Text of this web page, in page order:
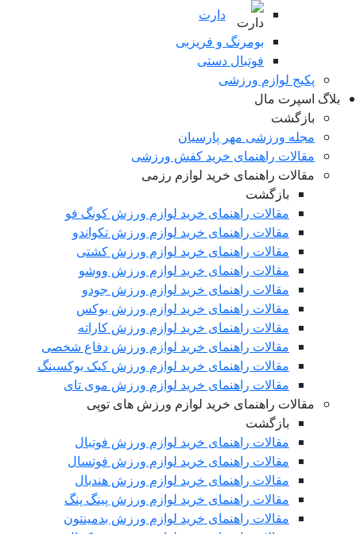
دارت
بومرنگ و فریزبی
فوتبال دستی
پکیج لوازم ورزشی
اسپرت مال
بازگشت
مجله ورزشی مهر پارسیان
مقالات راهنمای خرید کفش ورزشی
مقالات راهنمای خرید لوازم رزمی
بازگشت
مقالات راهنمای خرید لوازم ورزش کونگ فو
مقالات راهنمای خرید لوازم ورزش تکواندو
مقالات راهنمای خرید لوازم ورزش کشتی
مقالات راهنمای خرید لوازم ورزش ووشو
مقالات راهنمای خرید لوازم ورزش جودو
مقالات راهنمای خرید لوازم ورزش بوکس
مقالات راهنمای خرید لوازم ورزش کاراته
مقالات راهنمای خرید لوازم ورزش دفاع شخصی
مقالات راهنمای خرید لوازم ورزش کیک بوکسینگ
مقالات راهنمای خرید لوازم ورزش موی تای
مقالات راهنمای خرید لوازم ورزش های توپی
بازگشت
مقالات راهنمای خرید لوازم ورزش فوتبال
مقالات راهنمای خرید لوازم ورزش فوتسال
مقالات راهنمای خرید لوازم ورزش هندبال
مقالات راهنمای خرید لوازم ورزش پینگ پنگ
مقالات راهنمای خرید لوازم ورزش بدمینتون